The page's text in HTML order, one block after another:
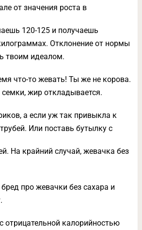
от значения роста в
120-125 и получаешь
Отклонение от нормы
твоим идеалом.
что-то жевать! Ты же не корова.
жир откладывается.
а если уж так привыкла к
Или поставь бутылку с
На крайний случай, жевачка без
про жевачки без сахара и
отрицательной калорийностью